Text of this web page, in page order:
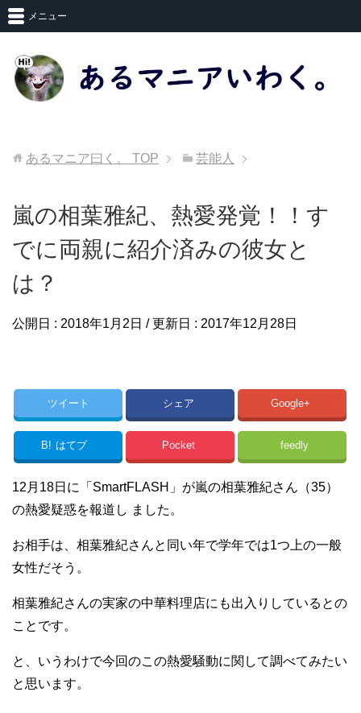
メニュー
あるマニア曰く。 TOP 芸能人
嵐の相葉雅紀、熱愛発覚！！す
でに両親に紹介済みの彼女と
は？
公開日 : 2018年1月2日 / 更新日 : 2017年12月28日
ツイート シェア Google+
B! はてブ Pocket feedly
12月18日に「SmartFLASH」が嵐の相葉雅紀さん（35）
の熱愛疑惑を報道し ました。
お相手は、相葉雅紀さんと同い年で学年では1つ上の一般
女性だそう。
相葉雅紀さんの実家の中華料理店にも出入りしているとの
ことです。
と、いうわけで今回のこの熱愛騒動に関して調べてみたい
と思います。